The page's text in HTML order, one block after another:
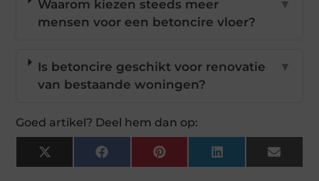
Waarom kiezen steeds meer
mensen voor een betoncire vloer?
▼
Is betoncire geschikt voor renovatie
van bestaande woningen?
▼
Goed artikel? Deel hem dan op:
X
(Twitter)
FacebookPinterestLinkedInEmail